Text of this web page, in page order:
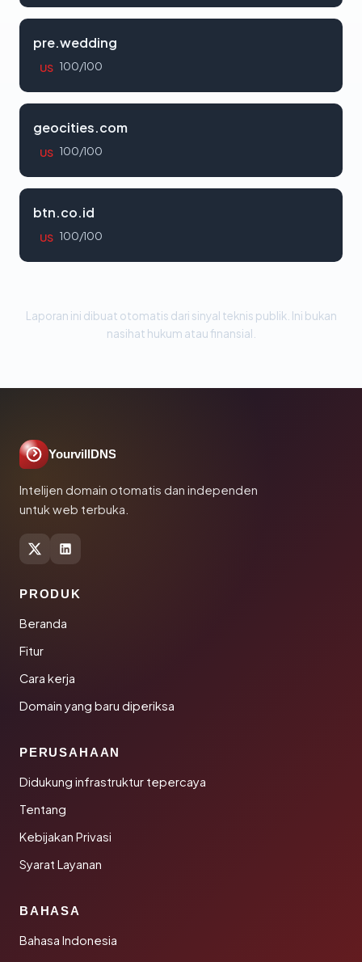
pre.wedding
US 100/100
geocities.com
US 100/100
btn.co.id
US 100/100
Laporan ini dibuat otomatis dari sinyal teknis publik. Ini bukan
nasihat hukum atau finansial.
YourvillDNS
Intelijen domain otomatis dan independen
untuk web terbuka.
PRODUK
Beranda
Fitur
Cara kerja
Domain yang baru diperiksa
PERUSAHAAN
Didukung infrastruktur tepercaya
Tentang
Kebijakan Privasi
Syarat Layanan
BAHASA
Bahasa Indonesia